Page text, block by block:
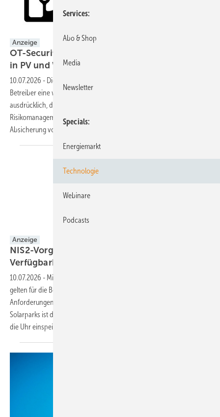
Anzeige
OT-Security als Schlüssel zu NIS2-Konformität
in PV und Wind
10.07.2026 - Die in IT bereits etablierten Maßnahmen bilden für die
Betreiber eine wichtige Grundlage. Die NIS2-Richtlinie verlangt jedoch
ausdrücklich, dass die Betriebsführung (OT) in ein ganzheitliches
Risikomanagement einbezogen wird. Damit rückt die technische
Absicherung von Steuerung
Anzeige
NIS2-Vorgaben erfüllen, ohne die
Verfügbarkeit zu
10.07.2026 - Mit der NIS2-Richtlinie und der KRITIS-Verordnung
gelten für die Betreiber der erneuerbaren Energien verschärfte
Anforderungen an die Cybersicherheit. Für viele Wind- und
Solarparks ist das eine Gratwanderung: Die Anlagen müssen rund um
die Uhr einspeisen, zugleich verlangt der Gesetzgeber
Services
Abo & Shop
Media
Newsletter
Specials
Energiemarkt
Technologie
Webinare
Podcasts